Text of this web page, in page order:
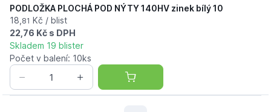
PODLOŽKA PLOCHÁ POD NÝTY 140HV zinek bílý 10
18, 81 Kč / blist
22,76 Kč s DPH
Skladem 19 blister
Počet v balení: 10ks